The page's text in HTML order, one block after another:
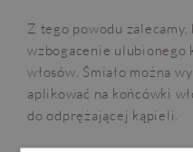
OPINIE BLOG
Z tego powodu
wzbogacenie ulubionego
włosów. Śmiało można
aplikować na końcówki
do odprężającej kąpieli.